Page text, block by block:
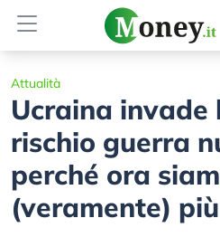
Attualità
Ucraina invade
rischio guerra
perché ora
(veramente)